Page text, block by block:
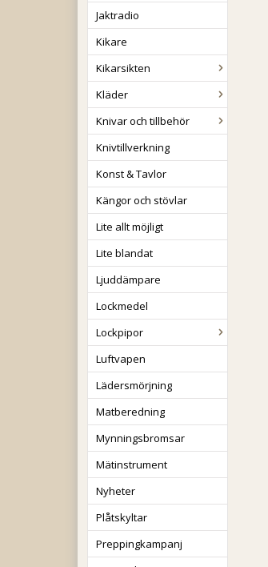
Jaktradio
Kikare
Kikarsikten
Kläder
Knivar och tillbehör
Knivtillverkning
Konst & Tavlor
Kängor och stövlar
Lite allt möjligt
Lite blandat
Ljuddämpare
Lockmedel
Lockpipor
Luftvapen
Lädersmörjning
Matberedning
Mynningsbromsar
Mätinstrument
Nyheter
Plåtskyltar
Preppingkampanj